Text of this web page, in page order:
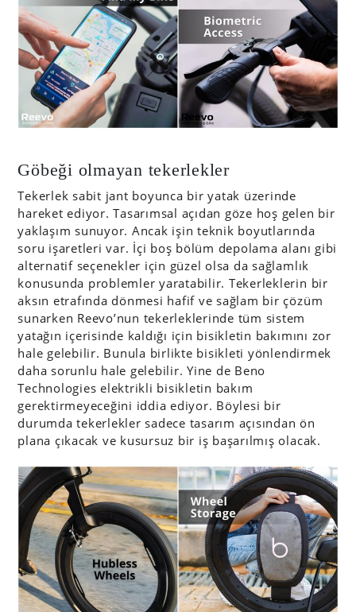
Göbeği olmayan tekerlekler
Tekerlek sabit jant boyunca bir yatak üzerinde
hareket ediyor. Tasarımsal açıdan göze hoş gelen bir
yaklaşım sunuyor. Ancak işin teknik boyutlarında
soru işaretleri var. İçi boş bölüm depolama alanı gibi
alternatif seçenekler için güzel olsa da sağlamlık
konusunda problemler yaratabilir. Tekerleklerin bir
aksın etrafında dönmesi hafif ve sağlam bir çözüm
sunarken Reevo’nun tekerleklerinde tüm sistem
yatağın içerisinde kaldığı için bisikletin bakımını zor
hale gelebilir. Bunula birlikte bisikleti yönlendirmek
daha sorunlu hale gelebilir. Yine de Beno
Technologies elektrikli bisikletin bakım
gerektirmeyeceğini iddia ediyor. Böylesi bir
durumda tekerlekler sadece tasarım açısından ön
plana çıkacak ve kusursuz bir iş başarılmış olacak.